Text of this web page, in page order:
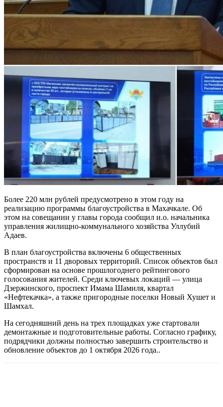
Более 220 млн рублей предусмотрено в этом году на
реализацию программы благоустройства в Махачкале. Об
этом на совещании у главы города сообщил и.о. начальника
управления жилищно-коммунального хозяйства Уллубий
Адаев.
В план благоустройства включены 6 общественных
пространств и 11 дворовых территорий. Список объектов был
сформирован на основе прошлогоднего рейтингового
голосования жителей. Среди ключевых локаций — улица
Дзержинского, проспект Имама Шамиля, квартал
«Нефтекачка», а также пригородные поселки Новый Хушет и
Шамхал.
На сегодняшний день на трех площадках уже стартовали
демонтажные и подготовительные работы. Согласно графику,
подрядчики должны полностью завершить строительство и
обновление объектов до 1 октября 2026 года..